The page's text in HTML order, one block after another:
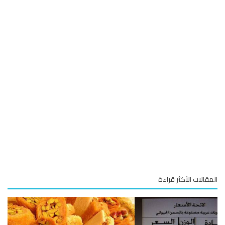
الأكثر قراءة